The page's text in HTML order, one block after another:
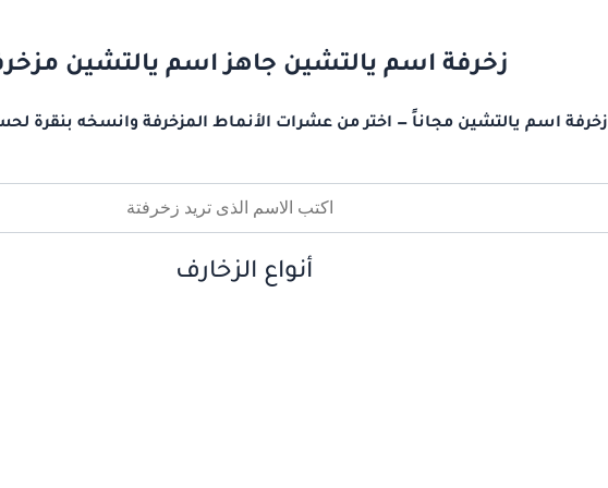
زخرفة اسم يالتشين جاهز اسم يالتشين
زخرفة اسم يالتشين مجاناً — اختر من عشرات الأنماط المزخرفة وانسخه بنقرة
أنواع الزخارف